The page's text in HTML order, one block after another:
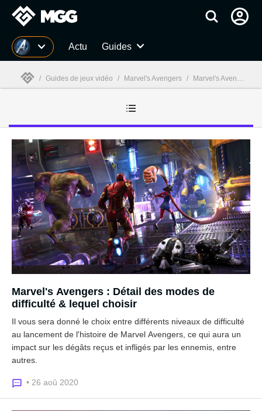
MGG Actu Guides
/ Guides de jeux vidéo / Marvel's Avengers / Marvel's Avengers guides
Marvel's Avengers : Détail des modes de
difficulté & lequel choisir
Il vous sera donné le choix entre différents niveaux de difficulté
au lancement de l'histoire de Marvel Avengers, ce qui aura un
impact sur les dégâts reçus et infligés par les ennemis, entre
autres.
• 26 aoû 2020